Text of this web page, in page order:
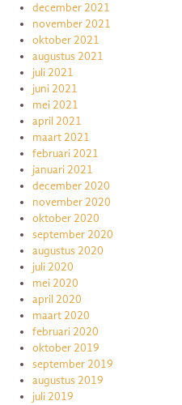
december 2021
november 2021
oktober 2021
augustus 2021
juli 2021
juni 2021
mei 2021
april 2021
maart 2021
februari 2021
januari 2021
december 2020
november 2020
oktober 2020
september 2020
augustus 2020
juli 2020
mei 2020
april 2020
maart 2020
februari 2020
oktober 2019
september 2019
augustus 2019
juli 2019